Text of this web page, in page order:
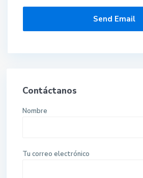
Contáctanos
Nombre
Tu correo electrónico